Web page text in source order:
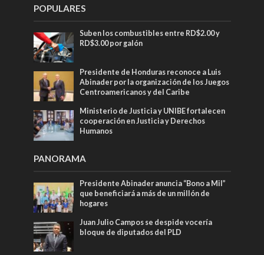
POPULARES
Suben los combustibles entre RD$2.00 y
RD$3.00 por galón
Presidente de Honduras reconoce a Luis
Abinader por la organización de los Juegos
Centroamericanos y del Caribe
Ministerio de Justicia y UNIBE fortalecen
cooperación en Justicia y Derechos
Humanos
PANORAMA
Presidente Abinader anuncia “Bono a Mil”
que beneficiará a más de un millón de
hogares
Juan Julio Campos se despide vocería
bloque de diputados del PLD